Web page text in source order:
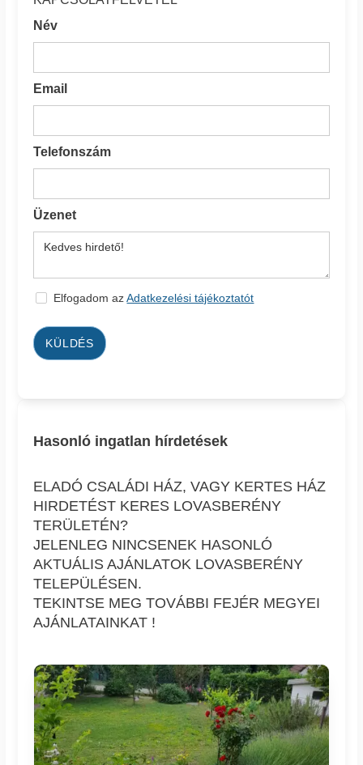
Név
Email
Telefonszám
Üzenet
Elfogadom azAdatkezelési tájékoztatót
KÜLDÉS
Hasonló ingatlan hírdetések
ELADÓ CSALÁDI HÁZ, VAGY KERTES HÁZ
HIRDETÉST KERES LOVASBERÉNY
TERÜLETÉN?
JELENLEG NINCSENEK HASONLÓ
AKTUÁLIS AJÁNLATOK LOVASBERÉNY
TELEPÜLÉSEN.
TEKINTSE MEG TOVÁBBI FEJÉR MEGYEI
AJÁNLATAINKAT !